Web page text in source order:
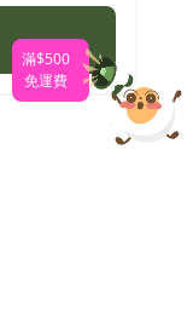
滿$500
免運費